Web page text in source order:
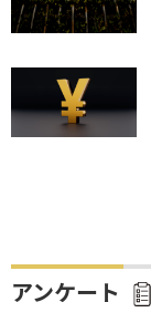
アンケート